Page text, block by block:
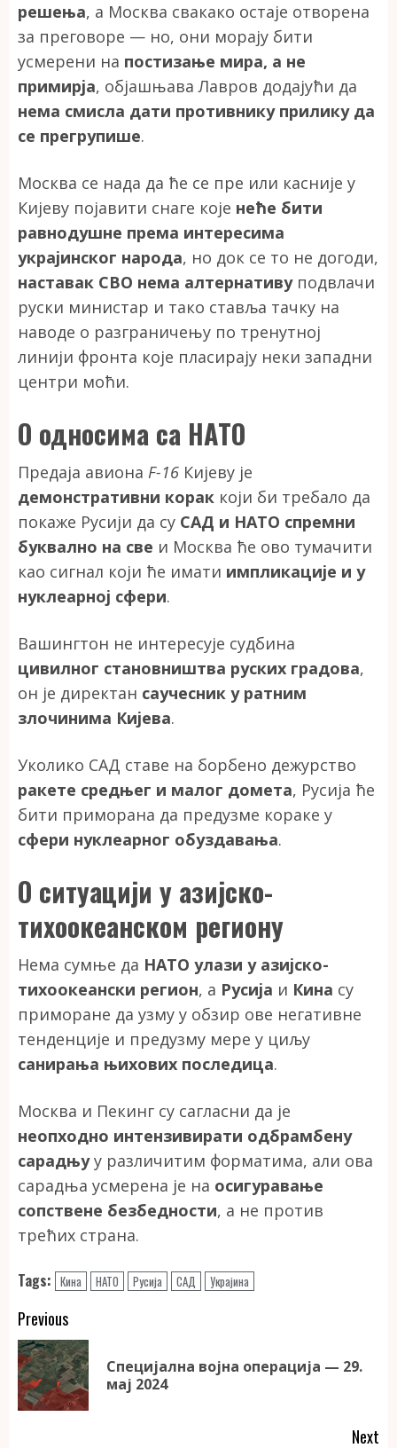
решења, а Москва свакако остаје отворена
за преговоре — но, они морају бити
усмерени на постизање мира, а не
примирја, објашњава Лавров додајући да
нема смисла дати противнику прилику да
се прегрупише.
Москва се нада да ће се пре или касније у
Кијеву појавити снаге које неће бити
равнодушне према интересима
украјинског народа, но док се то не догоди,
наставак СВО нема алтернативуподвлачи
руски министар и тако ставља тачку на
наводе о разграничењу по тренутној
линији фронта које пласирају неки западни
центри моћи.
О односима са НАТО
Предаја авиона F-16 Кијеву је
демонстративни корак који би требало да
покаже Русији да су САД и НАТО спремни
буквално на све и Москва ће ово тумачити
као сигнал који ће имати импликације и у
нуклеарној сфери.
Вашингтон не интересује судбина
цивилног становништва руских градова,
он је директан саучесник у ратним
злочинима Кијева.
Уколико САД ставе на борбено дежурство
ракете средњег и малог домета, Русија ће
бити приморана да предузме кораке у
сфери нуклеарног обуздавања.
О ситуацији у азијско-
тихоокеанском региону
Нема сумње да НАТО улази у азијско-
тихоокеански регион, а Русија и Кина су
приморане да узму у обзир ове негативне
тенденције и предузму мере у циљу
санирања њихових последица.
Москва и Пекинг су сагласни да је
неопходно интензивирати одбрамбену
сарадњуу различитим форматима, али ова
сарадња усмерена је на осигуравање
сопствене безбедности, а не против
трећих страна.
Tags: Кина НАТО Русија САД Украјина
Continue
Reading
Previous
Специјална војна операција — 29.
мај 2024
Next